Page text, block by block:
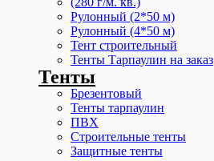
Рулонный (2*50 м)
Рулонный (4*50 м)
Тент строительный
Тенты Тарпаулин на заказ
Тенты
Брезентовый
Тенты тарпаулин
ПВХ
Строительные тенты
Защитные тенты